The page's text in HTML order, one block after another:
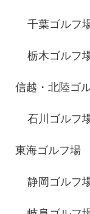
千葉ゴルフ
栃木ゴルフ
信越・北陸ゴ
石川ゴルフ
東海ゴルフ場
静岡ゴルフ